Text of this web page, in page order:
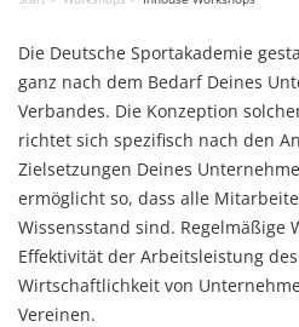
Die Deutsche Sportakademie
ganz nach dem Bedarf Deines
Verbandes. Die Konzeption
richtet sich spezifisch nach den
Zielsetzungen Deines
ermöglicht so, dass alle
Wissensstand sind. Regelmäßige
Effektivität der Arbeitsleistung
Wirtschaftlichkeit von
Vereinen.